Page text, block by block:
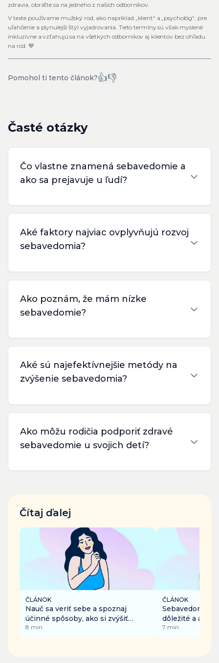
zdravia, obráťte sa na jedného z našich odborníkov.
V texte používame mužský rod, ako napríklad „klient“ a „psychológ“, pre
uľahčenie a plynulejší štýl vyjadrovania. Tieto termíny sú však myslené
inkluzívne a vzťahujú sa na všetkých odborníkov aj klientov bez ohľadu
na rod. 💙
Pomohol ti tento článok?👍👎
Časté otázky
Čo vlastne znamená sebavedomie a
ako sa prejavuje u ľudí?
Aké faktory najviac ovplyvňujú rozvoj
sebavedomia?
Ako poznám, že mám nízke
sebavedomie?
Aké sú najefektívnejšie metódy na
zvýšenie sebavedomia?
Ako môžu rodičia podporiť zdravé
sebavedomie u svojich detí?
Čítaj ďalej
ČLÁNOK
Nauč sa veriť sebe a spoznaj
účinné spôsoby, ako si zvýšiť
sebavedomie
8 min
ČLÁNOK
Sebavedomie
dôležité a ako
7 min